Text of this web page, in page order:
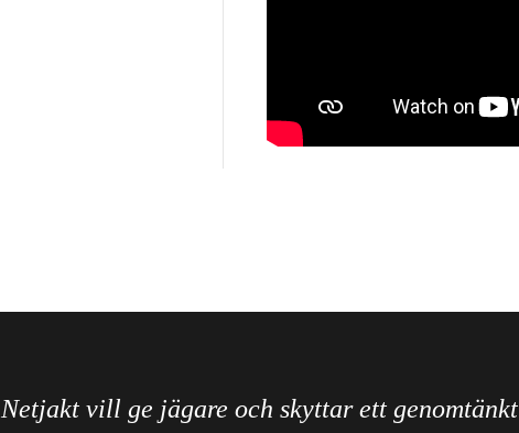
vill ge jägare och skyttar ett genomtänkt